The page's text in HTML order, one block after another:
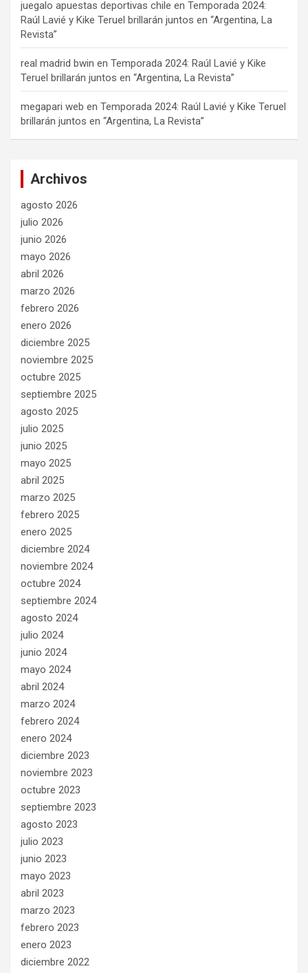
juegalo apuestas deportivas chile en Temporada 2024:
Raúl Lavié y Kike Teruel brillarán juntos en “Argentina, La
Revista”
real madrid bwin en Temporada 2024: Raúl Lavié y Kike
Teruel brillarán juntos en “Argentina, La Revista”
megapari web en Temporada 2024: Raúl Lavié y Kike Teruel
brillarán juntos en “Argentina, La Revista”
Archivos
agosto 2026
julio 2026
junio 2026
mayo 2026
abril 2026
marzo 2026
febrero 2026
enero 2026
diciembre 2025
noviembre 2025
octubre 2025
septiembre 2025
agosto 2025
julio 2025
junio 2025
mayo 2025
abril 2025
marzo 2025
febrero 2025
enero 2025
diciembre 2024
noviembre 2024
octubre 2024
septiembre 2024
agosto 2024
julio 2024
junio 2024
mayo 2024
abril 2024
marzo 2024
febrero 2024
enero 2024
diciembre 2023
noviembre 2023
octubre 2023
septiembre 2023
agosto 2023
julio 2023
junio 2023
mayo 2023
abril 2023
marzo 2023
febrero 2023
enero 2023
diciembre 2022